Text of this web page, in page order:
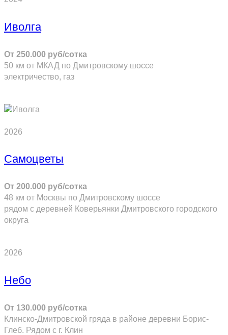
Иволга
От 250.000 руб/сотка
50 км от МКАД по Дмитровскому шоссе
электричество, газ
2026
Самоцветы
От 200.000 руб/сотка
48 км от Москвы по Дмитровскому шоссе
рядом с деревней Коверьянки Дмитровского городского
округа
2026
Небо
От 130.000 руб/сотка
Клинско-Дмитровской гряда в районе деревни Борис-
Глеб. Рядом с г. Клин